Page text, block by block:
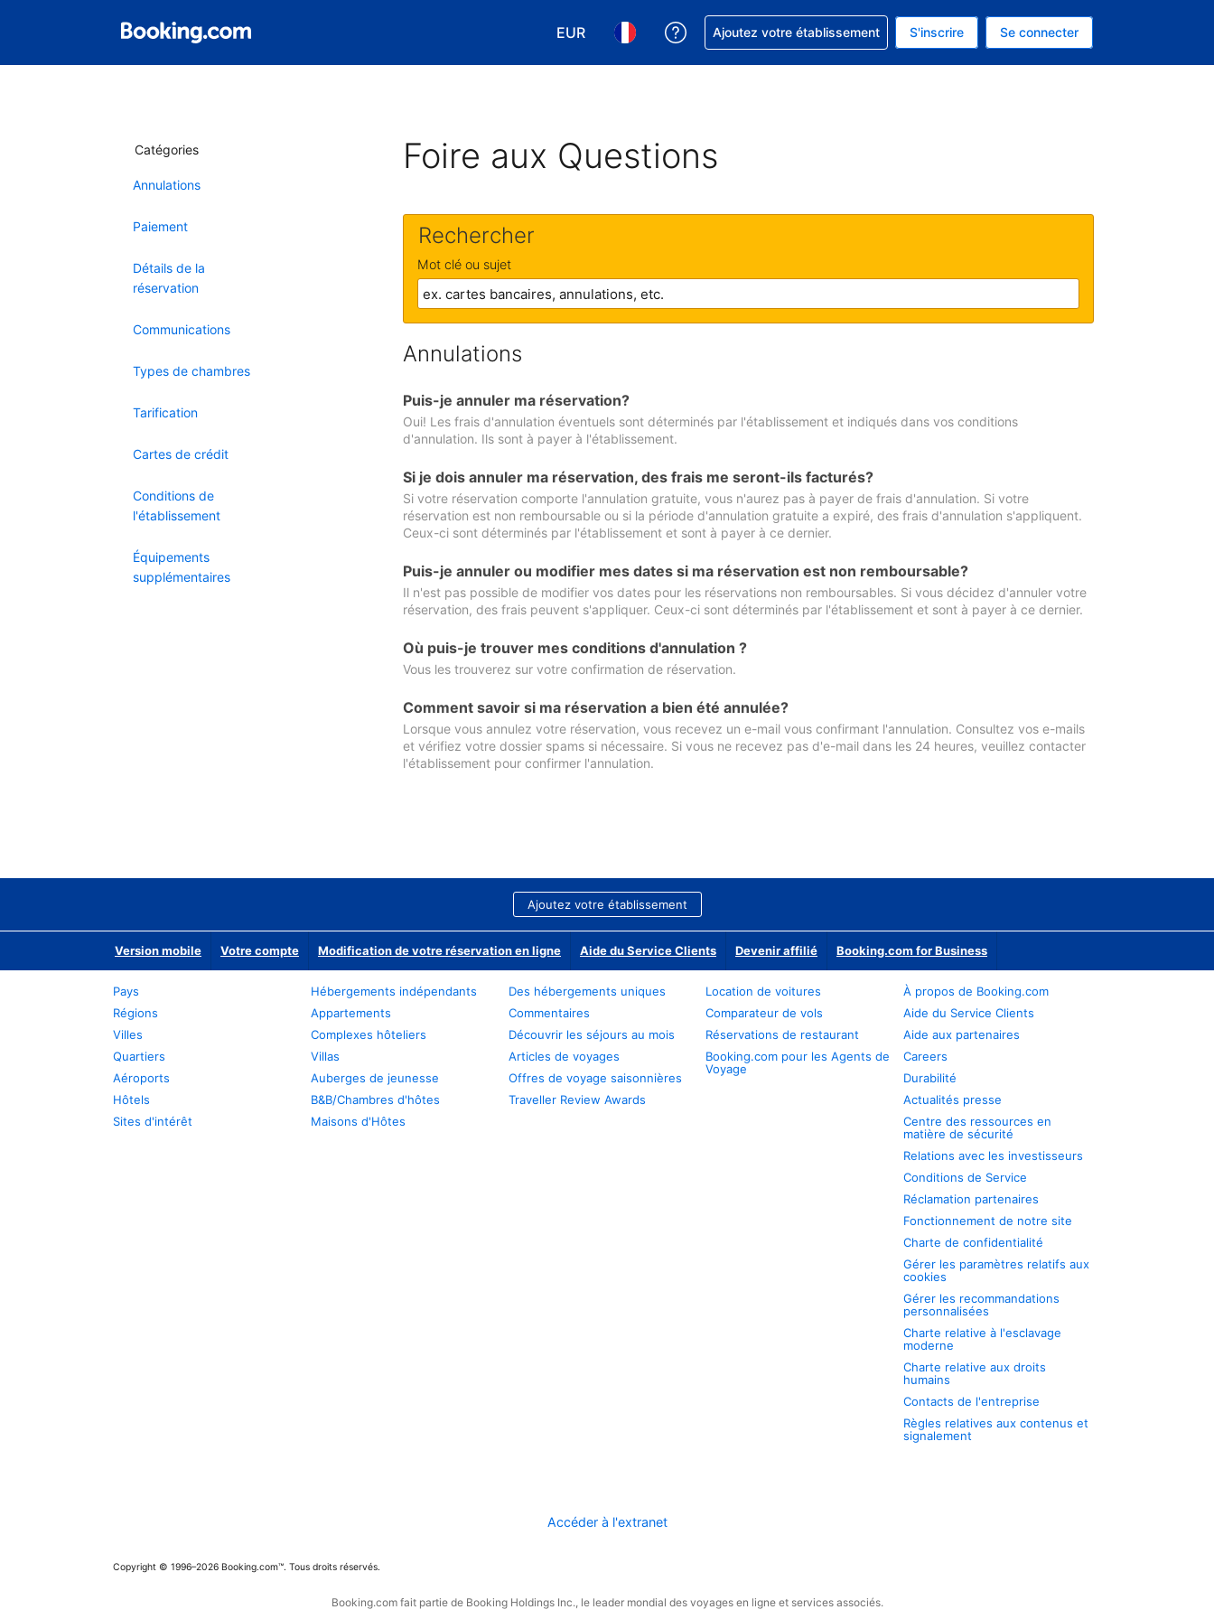
EUR
Choisissez votre devise. Votre devise actuelle est celle-ci : EUR.
Choisissez votre langue. Votre langue actuelle est celle-ci : Français.
Obtenez de l'aide concernant votre réservation
Ajoutez votre établissement S'inscrire Se connecter
Catégories
Annulations
Paiement
Détails de la
réservation
Communications
Types de chambres
Tarification
Cartes de crédit
Conditions de
l'établissement
Équipements
supplémentaires
Foire aux Questions
Rechercher
Mot clé ou sujet
Annulations
Puis-je annuler ma réservation?
Oui! Les frais d'annulation éventuels sont déterminés par l'établissement et indiqués dans vos conditions
d'annulation. Ils sont à payer à l'établissement.
Si je dois annuler ma réservation, des frais me seront-ils facturés?
Si votre réservation comporte l'annulation gratuite, vous n'aurez pas à payer de frais d'annulation. Si votre
réservation est non remboursable ou si la période d'annulation gratuite a expiré, des frais d'annulation s'appliquent.
Ceux-ci sont déterminés par l'établissement et sont à payer à ce dernier.
Puis-je annuler ou modifier mes dates si ma réservation est non remboursable?
Il n'est pas possible de modifier vos dates pour les réservations non remboursables. Si vous décidez d'annuler votre
réservation, des frais peuvent s'appliquer. Ceux-ci sont déterminés par l'établissement et sont à payer à ce dernier.
Où puis-je trouver mes conditions d'annulation ?
Vous les trouverez sur votre confirmation de réservation.
Comment savoir si ma réservation a bien été annulée?
Lorsque vous annulez votre réservation, vous recevez un e-mail vous confirmant l'annulation. Consultez vos e-mails
et vérifiez votre dossier spams si nécessaire. Si vous ne recevez pas d'e-mail dans les 24 heures, veuillez contacter
l'établissement pour confirmer l'annulation.
Ajoutez votre établissement
Version mobile Votre compte Modification de votre réservation en ligne Aide du Service Clients Devenir affilié Booking.com for Business
Pays
Régions
Villes
Quartiers
Aéroports
Hôtels
Sites d'intérêt
Hébergements indépendants
Appartements
Complexes hôteliers
Villas
Auberges de jeunesse
B&B/Chambres d'hôtes
Maisons d'Hôtes
Des hébergements uniques
Commentaires
Découvrir les séjours au mois
Articles de voyages
Offres de voyage saisonnières
Traveller Review Awards
Location de voitures
Comparateur de vols
Réservations de restaurant
Booking.com pour les Agents de
Voyage
À propos de Booking.com
Aide du Service Clients
Aide aux partenaires
Careers
Durabilité
Actualités presse
Centre des ressources en
matière de sécurité
Relations avec les investisseurs
Conditions de Service
Réclamation partenaires
Fonctionnement de notre site
Charte de confidentialité
Gérer les paramètres relatifs aux
cookies
Gérer les recommandations
personnalisées
Charte relative à l'esclavage
moderne
Charte relative aux droits
humains
Contacts de l'entreprise
Règles relatives aux contenus et
signalement
Accéder à l'extranet
Copyright © 1996–2026 Booking.com™. Tous droits réservés.
Booking.com fait partie de Booking Holdings Inc., le leader mondial des voyages en ligne et services associés.